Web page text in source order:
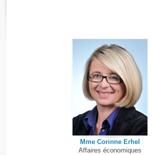
Baromètre de l’application des lois
Budget et sécurité sociale
Questions écrites et orales
Comptes rendus des débats
Liens vers les sites publics
Mme Corinne Erhel
Affaires économiques